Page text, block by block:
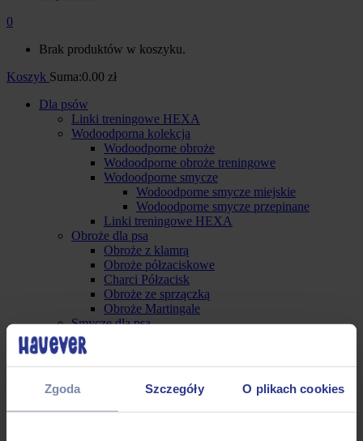
Zgoda Szczegóły O plikach cookies
0
Brak produktów w koszyku.
Koszyk Suma:0.00 zł
Dla psów
Linki treningowe HEXA
Wodoodporna kolekcja
Wodoodporne obroże
Wodoodporne obroże treningowe
Wodoodporne smycze
Wodoodporne smycze miejskie
Wodoodporne smycze przepinane
Linki treningowe HEXA
Obroże dla psa
Obroże z klamrą
Obroże półzaciskowe
Charci Półzacisk
Obroże ze sprzączką
Obroże Martingale
Smycze dla psa
Linki treningowe
Dwójnik Hauever
Szelki dla psa
Szelki Guard